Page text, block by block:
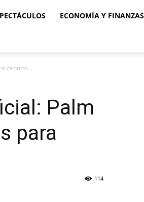
ECONOMÍA Y FINANZAS
centros...
Palm
para
114